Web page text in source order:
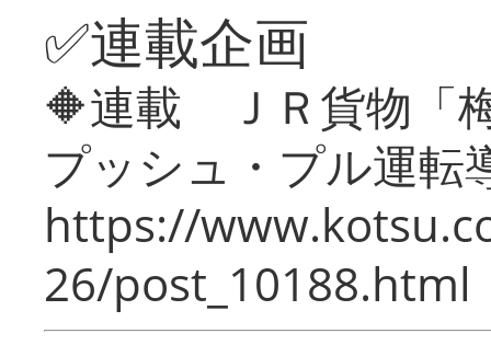
✅連載企画
🔶連載 ＪＲ貨物「
プッシュ・プル運転
https://
26/post_10188.html